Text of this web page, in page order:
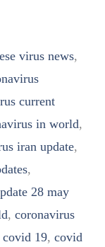
virus news,
current
in world,
iran update,
,
28 may
, coronavirus
covid 19, covid